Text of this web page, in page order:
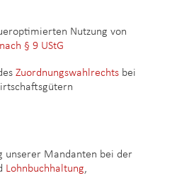
Nutzung von
§ 9 UStG
Zuordnungswahlrechts bei
unserer Mandanten bei der
Lohnbuchhaltung,